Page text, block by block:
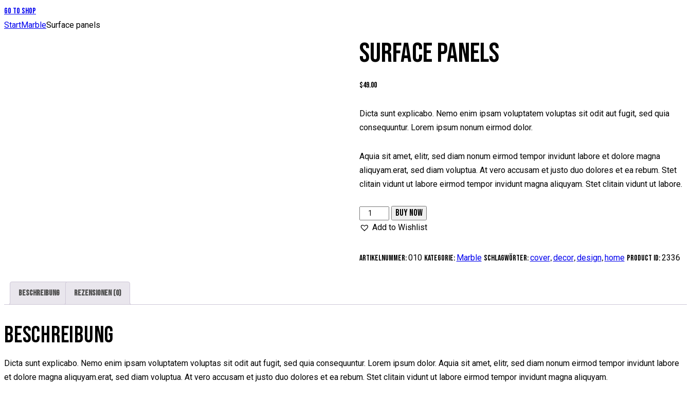
Go to Shop
StartMarbleSurface panels
SURFACE PANELS
$49.00
Dicta sunt explicabo. Nemo enim ipsam voluptatem voluptas sit odit aut fugit, sed quia
consequuntur. Lorem ipsum nonum eirmod dolor.
Aquia sit amet, elitr, sed diam nonum eirmod tempor invidunt labore et dolore magna
aliquyam.erat, sed diam voluptua. At vero accusam et justo duo dolores et ea rebum. Stet
clitain vidunt ut labore eirmod tempor invidunt magna aliquyam. Stet clitain vidunt ut labore.
BUY NOW
Add to Wishlist
Artikelnummer:010 Kategorie: Marble Schlagwörter:cover,decor,design,home Product ID:2336
Beschreibung Rezensionen (0)
BESCHREIBUNG
Dicta sunt explicabo. Nemo enim ipsam voluptatem voluptas sit odit aut fugit, sed quia consequuntur. Lorem ipsum dolor. Aquia sit amet, elitr, sed diam nonum eirmod tempor invidunt labore
et dolore magna aliquyam.erat, sed diam voluptua. At vero accusam et justo duo dolores et ea rebum. Stet clitain vidunt ut labore eirmod tempor invidunt magna aliquyam.